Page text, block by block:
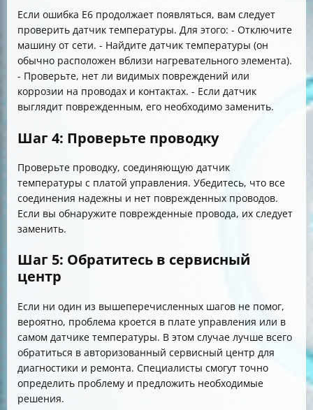
Если ошибка E6 продолжает появляться, вам следует
проверить датчик температуры. Для этого: - Отключите
машину от сети. - Найдите датчик температуры (он
обычно расположен вблизи нагревательного элемента).
- Проверьте, нет ли видимых повреждений или
коррозии на проводах и контактах. - Если датчик
выглядит поврежденным, его необходимо заменить.
Шаг 4: Проверьте проводку
Проверьте проводку, соединяющую датчик
температуры с платой управления. Убедитесь, что все
соединения надежны и нет поврежденных проводов.
Если вы обнаружите поврежденные провода, их следует
заменить.
Шаг 5: Обратитесь в сервисный
центр
Если ни один из вышеперечисленных шагов не помог,
вероятно, проблема кроется в плате управления или в
самом датчике температуры. В этом случае лучше всего
обратиться в авторизованный сервисный центр для
диагностики и ремонта. Специалисты смогут точно
определить проблему и предложить необходимые
решения.